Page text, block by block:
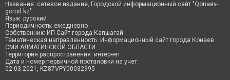
Название: сетевое издание, Городской информационный сайт "Qonaev-
gorod.kz"
Язык: русский
Периодичность: ежедневно
Собственник: ИП Сайт города Капшагай
Тематическая направленность: Информационный сайт города Конаев
СМИ АЛМАТИНСКОЙ ОБЛАСТИ
Территория распространения: интернет
Дата и номер первичной постановки на учет:
02.03.2021, KZ87VPY00032995